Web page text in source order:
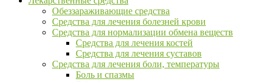
Обеззараживающие средства
Средства для лечения болезней крови
Средства для нормализации обмена веществ
Средства для лечения костей
Средства для лечения суставов
Средства для лечения боли, температуры
Боль и спазмы